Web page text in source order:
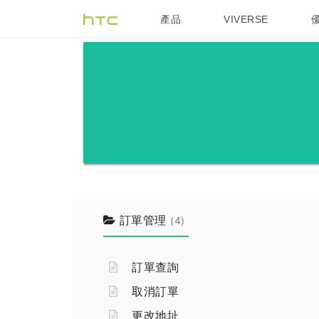
產品
VIVE G REIGNS
VIVERSE
訂單管理 (4)
訂單查詢
取消訂單
更改地址